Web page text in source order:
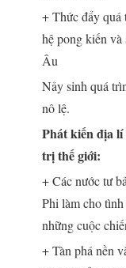
+ Thức đẩy quá
hệ pong kiến và
Âu
Nảy sinh quá
nô lệ.
Phát kiến địa
trị thế giới:
+ Các nước tư
Phi làm cho
những cuộc
+ Tàn phá nền